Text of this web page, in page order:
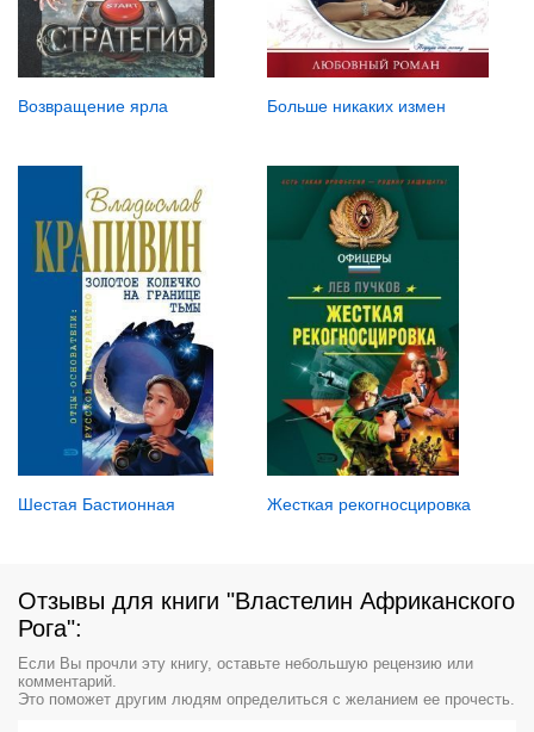
Возвращение ярла Больше никаких измен
Шестая Бастионная Жесткая рекогносцировка
Отзывы для книги "Властелин Африканского
Рога":
Если Вы прочли эту книгу, оставьте небольшую рецензию или
комментарий.
Это поможет другим людям определиться с желанием ее прочесть.